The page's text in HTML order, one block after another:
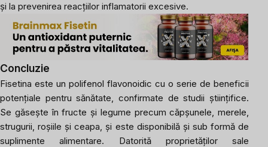
și la prevenirea reacțiilor inflamatorii excesive.
Concluzie
Fisetina este un polifenol flavonoidic cu o serie de beneficii
potențiale pentru sănătate, confirmate de studii științifice.
Se găsește în fructe și legume precum căpșunele, merele,
strugurii, roșiile și ceapa, și este disponibilă și sub formă de
suplimente alimentare. Datorită proprietăților sale